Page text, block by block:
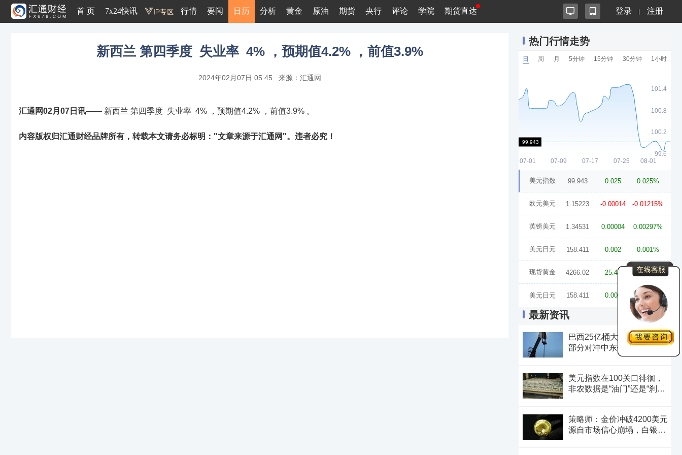
首 页 7x24快讯 行情 要闻 日历 分析 黄金 原油 期货 央行 评论 学院 期货直达 登录 注册
新西兰 第四季度 失业率 4% ，预期值4.2% ，前值3.9%
2024年02月07日 05:45 来源：汇通网
汇通网02月07日讯—— 新西兰 第四季度 失业率 4% ，预期值4.2% ，前值3.9% 。
内容版权归汇通财经品牌所有，转载本文请务必标明："文章来源于汇通网"。违者必究！
热门行情走势
日 周 月 5分钟 15分钟 30分钟 1小时
美元指数 99.943 0.025 0.025%
欧元美元 1.15223 -0.00014 -0.01215%
英镑美元 1.34531 0.00004 0.00297%
美元日元 158.411 0.002 0.001%
现货黄金 4266.02 25.47 0.60%
美元日元 158.411 0.002 0.001%
最新资讯
巴西25亿桶大油田开发，可
部分对冲中东供应冲击缓解
美元指数在100关口徘徊，
非农数据是“油门”还是“刹
策略师：金价冲破4200美元
源自市场信心崩塌，白银可